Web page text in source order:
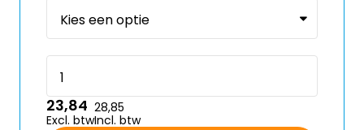
23,84
Excl. btw
28,85
Incl. btw